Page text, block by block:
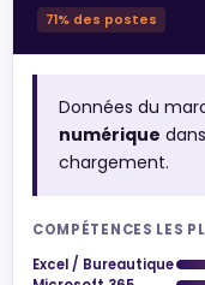
71% des postes
Données du
numérique
chargement.
COMPÉTENCES LES
Excel / Bureautique